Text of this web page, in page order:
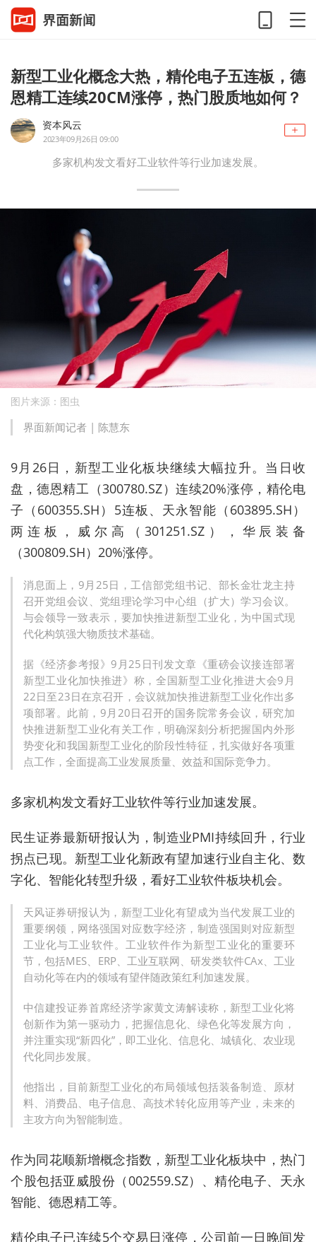
新型工业化概念大热，精伦电子五连板，德
恩精工连续20CM涨停，热门股质地如何？
资本风云
2023年09月26日 09:00
多家机构发文看好工业软件等行业加速发展。
图片来源：图虫
界面新闻记者 | 陈慧东
9月26日，新型工业化板块继续大幅拉升。当日收
盘，德恩精工（300780.SZ）连续20%涨停，精伦电
子（600355.SH）5连板、天永智能（603895.SH）
两连板，威尔高（301251.SZ），华辰装备
（300809.SH）20%涨停。
消息面上，9月25日，工信部党组书记、部长金壮龙主持
召开党组会议、党组理论学习中心组（扩大）学习会议。
与会领导一致表示，要加快推进新型工业化，为中国式现
代化构筑强大物质技术基础。
据《经济参考报》9月25日刊发文章《重磅会议接连部署
新型工业化加快推进》称，全国新型工业化推进大会9月
22日至23日在京召开，会议就加快推进新型工业化作出多
项部署。此前，9月20日召开的国务院常务会议，研究加
快推进新型工业化有关工作，明确深刻分析把握国内外形
势变化和我国新型工业化的阶段性特征，扎实做好各项重
点工作，全面提高工业发展质量、效益和国际竞争力。
多家机构发文看好工业软件等行业加速发展。
民生证券最新研报认为，制造业PMI持续回升，行业
拐点已现。新型工业化新政有望加速行业自主化、数
字化、智能化转型升级，看好工业软件板块机会。
天风证券研报认为，新型工业化有望成为当代发展工业的
重要纲领，网络强国对应数字经济，制造强国则对应新型
工业化与工业软件。工业软件作为新型工业化的重要环
节，包括MES、ERP、工业互联网、研发类软件CAx、工业
自动化等在内的领域有望伴随政策红利加速发展。
中信建投证券首席经济学家黄文涛解读称，新型工业化将
创新作为第一驱动力，把握信息化、绿色化等发展方向，
并注重实现“新四化”，即工业化、信息化、城镇化、农业现
代化同步发展。
他指出，目前新型工业化的布局领域包括装备制造、原材
料、消费品、电子信息、高技术转化应用等产业，未来的
主攻方向为智能制造。
作为同花顺新增概念指数，新型工业化板块中，热门
个股包括亚威股份（002559.SZ）、精伦电子、天永
智能、德恩精工等。
精伦电子已连续5个交易日涨停，公司前一日晚间发